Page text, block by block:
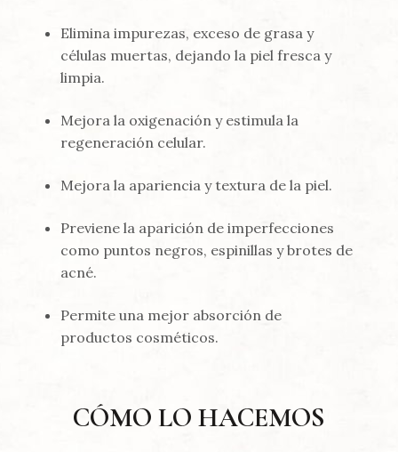
Elimina impurezas, exceso de grasa y
células muertas, dejando la piel fresca y
limpia.
Mejora la oxigenación y estimula la
regeneración celular.
Mejora la apariencia y textura de la piel.
Previene la aparición de imperfecciones
como puntos negros, espinillas y brotes de
acné.
Permite una mejor absorción de
productos cosméticos.
CÓMO LO HACEMOS